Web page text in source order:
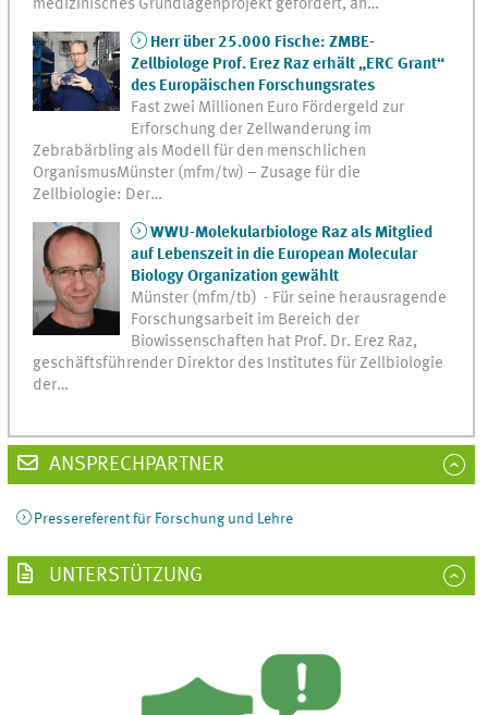
medizinisches Grundlagenprojekt gefördert, an…
Herr über 25.000 Fische: ZMBE-
Zellbiologe Prof. Erez Raz erhält „ERC Grant“
des Europäischen Forschungsrates
Fast zwei Millionen Euro Fördergeld zur
Erforschung der Zellwanderung im
Zebrabärbling als Modell für den menschlichen
OrganismusMünster (mfm/tw) – Zusage für die
Zellbiologie: Der…
WWU-Molekularbiologe Raz als Mitglied
auf Lebenszeit in die European Molecular
Biology Organization gewählt
Münster (mfm/tb) - Für seine herausragende
Forschungsarbeit im Bereich der
Biowissenschaften hat Prof. Dr. Erez Raz,
geschäftsführender Direktor des Institutes für Zellbiologie
der…
ANSPRECHPARTNER
Pressereferent für Forschung und Lehre
UNTERSTÜTZUNG